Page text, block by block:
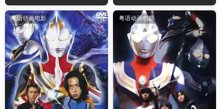
版
版
粤语动画电影 粤语动画电影